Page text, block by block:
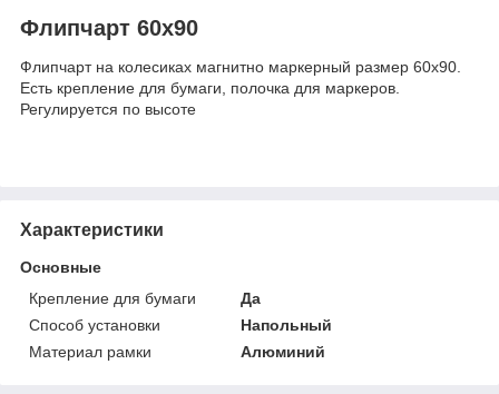
Флипчарт 60х90
Флипчарт на колесиках магнитно маркерный размер 60х90.
Есть крепление для бумаги, полочка для маркеров.
Регулируется по высоте
Характеристики
Основные
Крепление для бумаги
Да
Способ установки
Напольный
Материал рамки
Алюминий